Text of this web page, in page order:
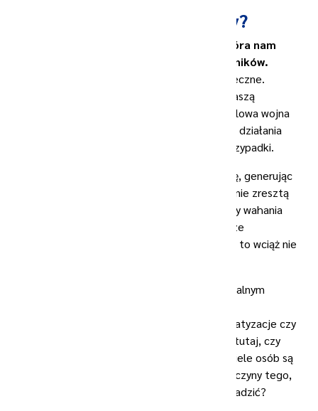
niepewność na rynku pracy?
Globalna niepewność na rynku pracy, która nam
obecnie towarzyszy, wynika z wielu czynników.
Jednym z nich są konflikty polityczne i społeczne.
Wystarczy spojrzeć na to, co dzieje się za naszą
wschodnią granicą, gdzie toczy się pełnoskalowa wojna
między Ukrainą i Rosją, czy sprzeciwy wobec działania
władz we Francji, a to tylko dwa wybrane przypadki.
Te kryzysy wpływają na globalną gospodarkę, generując
niepewność wśród inwestorów i firm. Podobnie zresztą
jak cykliczne recesje, galopująca inflacja, czy wahania
kursów walutowych, do czego w dużej mierze
przyczyniła się także pandemia COVID-19. A to wciąż nie
Niepewność na rynku pracy w wymiarze globalnym
technologicznych, choćby takich jak automatyzacje czy
rozwój sztucznej inteligencji. Nie oceniamy tutaj, czy
obawy o przyszłość rynku pracy, jakie żywi wiele osób są
słuszne czy nie. Wskazujemy jedynie na przyczyny tego,
co obecnie dzieje się na rynku. Jak temu zaradzić?